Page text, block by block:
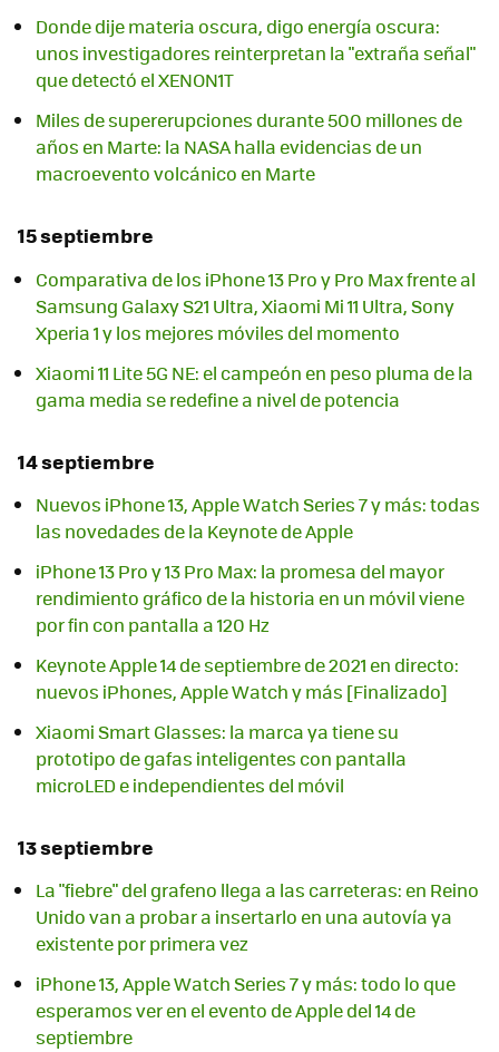
Donde dije materia oscura, digo energía oscura:
unos investigadores reinterpretan la "extraña señal"
que detectó el XENON1T
Miles de supererupciones durante 500 millones de
años en Marte: la NASA halla evidencias de un
macroevento volcánico en Marte
15 septiembre
Comparativa de los iPhone 13 Pro y Pro Max frente al
Samsung Galaxy S21 Ultra, Xiaomi Mi 11 Ultra, Sony
Xperia 1 y los mejores móviles del momento
Xiaomi 11 Lite 5G NE: el campeón en peso pluma de la
gama media se redefine a nivel de potencia
14 septiembre
Nuevos iPhone 13, Apple Watch Series 7 y más: todas
las novedades de la Keynote de Apple
iPhone 13 Pro y 13 Pro Max: la promesa del mayor
rendimiento gráfico de la historia en un móvil viene
por fin con pantalla a 120 Hz
Keynote Apple 14 de septiembre de 2021 en directo:
nuevos iPhones, Apple Watch y más [Finalizado]
Xiaomi Smart Glasses: la marca ya tiene su
prototipo de gafas inteligentes con pantalla
microLED e independientes del móvil
13 septiembre
La "fiebre" del grafeno llega a las carreteras: en Reino
Unido van a probar a insertarlo en una autovía ya
existente por primera vez
iPhone 13, Apple Watch Series 7 y más: todo lo que
esperamos ver en el evento de Apple del 14 de
septiembre